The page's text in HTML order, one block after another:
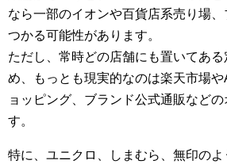
なら一部のイオンや百貨店系売り場
つかる可能性があります。
ただし、常時どの店舗にも置いてあ
め、もっとも現実的なのは楽天市場
ョッピング、ブランド公式通販など
す。
特に、ユニクロ、しまむら、無印の